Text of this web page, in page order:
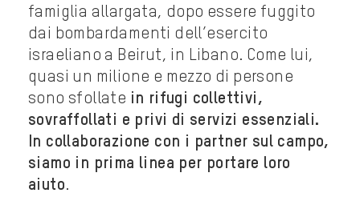
famiglia allargata, dopo essere fuggito
dai bombardamenti dell’esercito
israeliano a Beirut, in Libano. Come lui,
quasi un milione e mezzo di persone
sono sfollate in rifugi collettivi,
sovraffollati e privi di servizi essenziali.
In collaborazione con i partner sul campo,
siamo in prima linea per portare loro
aiuto.